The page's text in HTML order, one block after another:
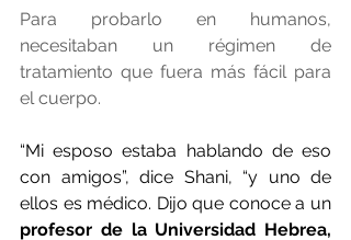
Para probarlo en humanos,
necesitaban un régimen de
tratamiento que fuera más fácil para
el cuerpo.
“Mi esposo estaba hablando de eso
con amigos”, dice Shani, “y uno de